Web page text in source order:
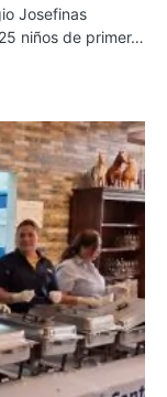
Josefinas
niños de primer…